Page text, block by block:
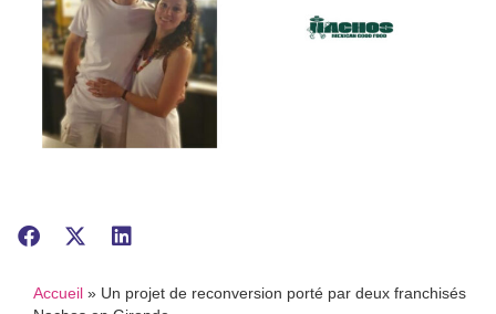
Accueil » Un projet de reconversion porté par deux franchisés